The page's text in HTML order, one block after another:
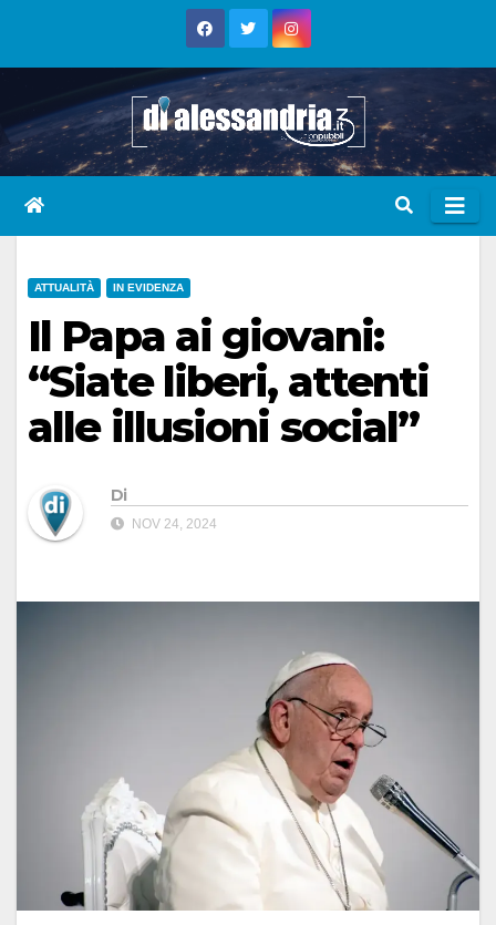
ATTUALITÀ IN EVIDENZA
Il Papa ai giovani:
“Siate liberi, attenti
alle illusioni social”
Di
NOV 24, 2024